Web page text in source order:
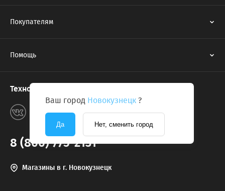
Ваш город Новокузнецк ?
Да Нет, сменить город
Покупателям
Помощь
Техноопт в соцсетях
8 (800) 775-2131
Магазины в г. Новокузнецк